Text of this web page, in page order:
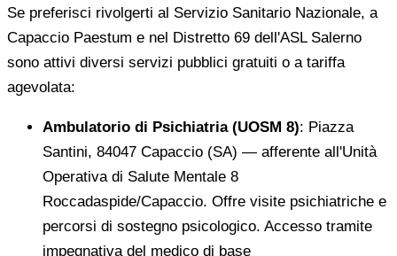
Se preferisci rivolgerti al Servizio Sanitario Nazionale, a
Capaccio Paestum e nel Distretto 69 dell'ASL Salerno
sono attivi diversi servizi pubblici gratuiti o a tariffa
agevolata:
Ambulatorio di Psichiatria (UOSM 8): Piazza
Santini, 84047 Capaccio (SA) — afferente all'Unità
Operativa di Salute Mentale 8
Roccadaspide/Capaccio. Offre visite psichiatriche e
percorsi di sostegno psicologico. Accesso tramite
impegnativa del medico di base